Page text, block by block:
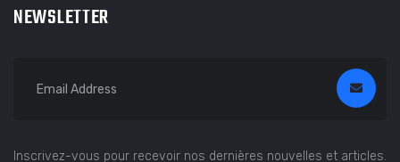
NEWSLETTER
Inscrivez-vous pour recevoir nos dernières nouvelles et articles.